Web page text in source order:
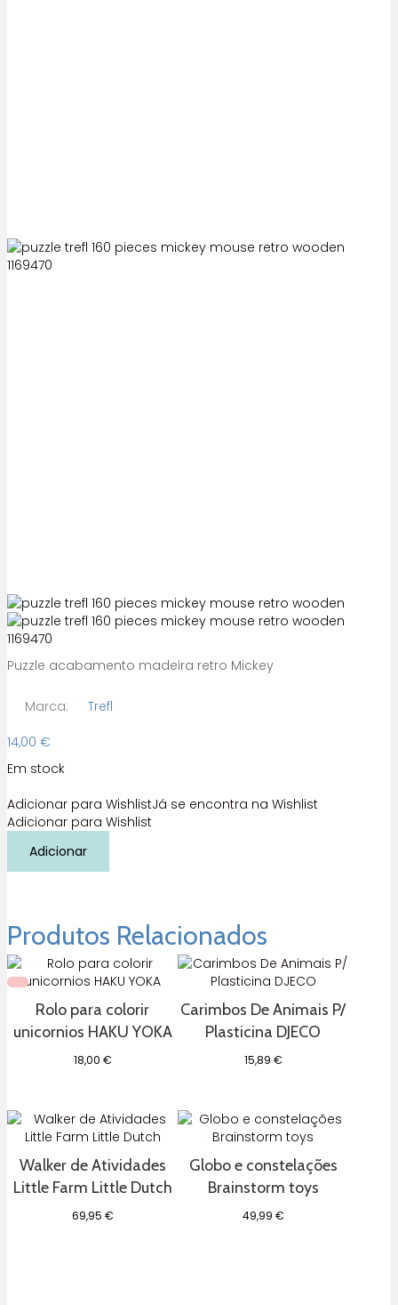
Puzzle acabamento madeira retro Mickey
Marca:
Trefl
14,00 €
Em stock
Adicionar para WishlistJá se encontra na Wishlist
Adicionar para Wishlist
Puzzle
retro
de
madeira
Adicionar
Produtos Relacionados
Rolo para colorir
unicornios HAKU YOKA
18,00 €
Carimbos De Animais P/
Plasticina DJECO
15,89 €
Walker de Atividades
Little Farm Little Dutch
69,95 €
Globo e constelações
Brainstorm toys
49,99 €